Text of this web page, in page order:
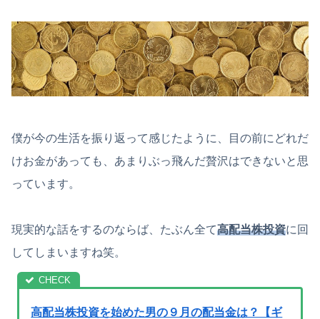
僕が今の生活を振り返って感じたように、目の前にどれだ
けお金があっても、あまりぶっ飛んだ贅沢はできないと思
っています。
現実的な話をするのならば、たぶん全て高配当株投資に回
してしまいますね笑。
高配当株投資を始めた男の９月の配当金は？【ギ